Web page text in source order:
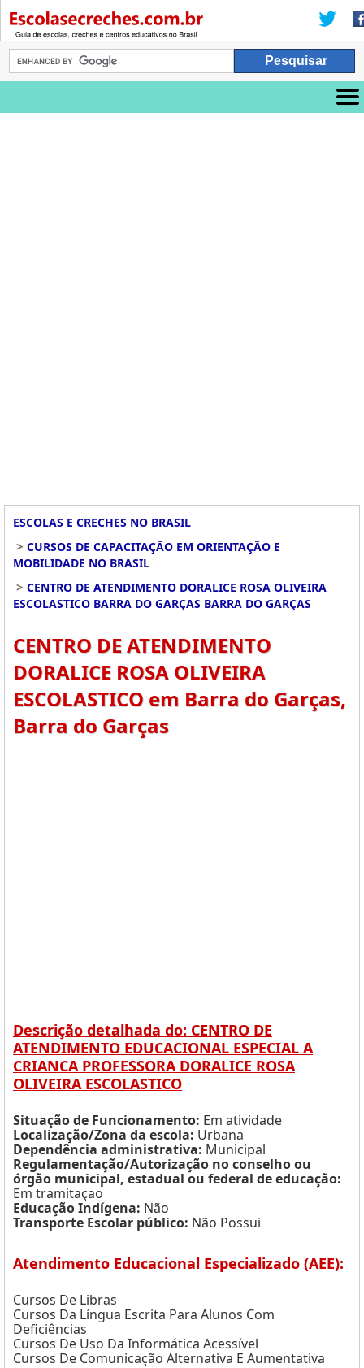
ESCOLAS E CRECHES NO BRASIL
> CURSOS DE CAPACITAÇÃO EM ORIENTAÇÃO E
MOBILIDADE NO BRASIL
> CENTRO DE ATENDIMENTO DORALICE ROSA OLIVEIRA
ESCOLASTICO BARRA DO GARÇAS BARRA DO GARÇAS
CENTRO DE ATENDIMENTO
DORALICE ROSA OLIVEIRA
ESCOLASTICO em Barra do Garças,
Barra do Garças
Descrição detalhada do: CENTRO DE
ATENDIMENTO EDUCACIONAL ESPECIAL A
CRIANCA PROFESSORA DORALICE ROSA
OLIVEIRA ESCOLASTICO
Situação de Funcionamento: Em atividade
Localização/Zona da escola: Urbana
Dependência administrativa: Municipal
Regulamentação/Autorização no conselho ou
órgão municipal, estadual ou federal de educação:
Em tramitaçao
Educação Indígena: Não
Transporte Escolar público: Não Possui
Atendimento Educacional Especializado (AEE):
Cursos De Libras
Cursos Da Língua Escrita Para Alunos Com
Deficiências
Cursos De Uso Da Informática Acessível
Cursos De Comunicação Alternativa E Aumentativa